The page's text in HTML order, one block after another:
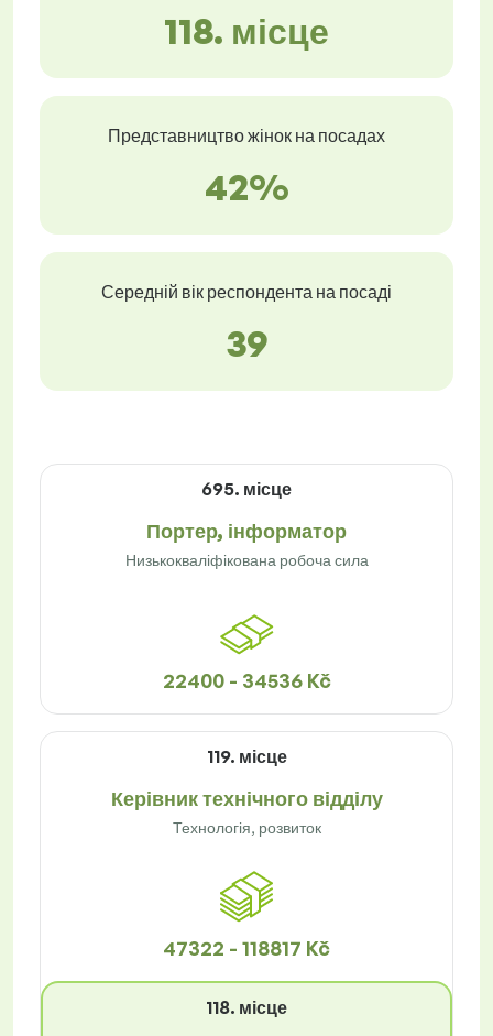
118. місце
Представництво жінок на посадах
42%
Середній вік респондента на посаді
39
695. місце
Портер, інформатор
Низькокваліфікована робоча сила
22400 - 34536 Kč
119. місце
Керівник технічного відділу
Технологія, розвиток
47322 - 118817 Kč
118. місце